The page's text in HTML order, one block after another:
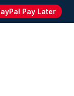
Pay Later